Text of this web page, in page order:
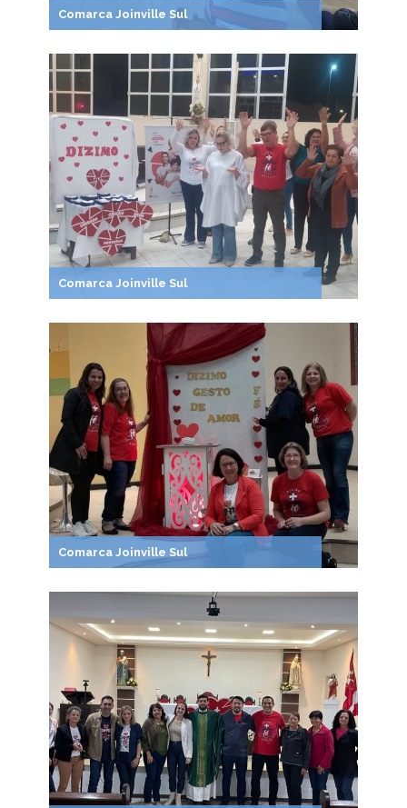
Comarca Joinville Sul
Comarca Joinville Sul
Comarca Joinville Sul